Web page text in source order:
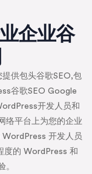
企业谷
供包头谷歌SEO,包
谷歌SEO Google
开发人员和
络平台上为您的企业
WordPress 开发人员
度的 WordPress 和
。